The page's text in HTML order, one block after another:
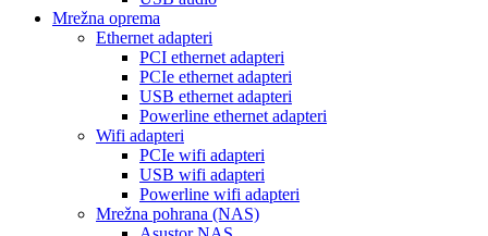
Mrežna oprema
Ethernet adapteri
PCI ethernet adapteri
PCIe ethernet adapteri
USB ethernet adapteri
Powerline ethernet adapteri
Wifi adapteri
PCIe wifi adapteri
USB wifi adapteri
Powerline wifi adapteri
Mrežna pohrana (NAS)